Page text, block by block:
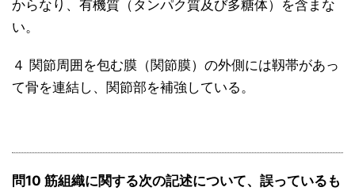
からなり、有機質（タンパク質及び多糖体）を含まな
い。
４ 関節周囲を包む膜（関節膜）の外側には靱帯があっ
て骨を連結し、関節部を補強している。
問10 筋組織に関する次の記述について、誤っているも